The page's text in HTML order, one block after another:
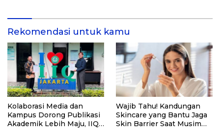
Rekomendasi untuk kamu
Kolaborasi Media dan
Kampus Dorong Publikasi
Akademik Lebih Maju, IIQ
Wajib Tahu! Kandungan
Skincare yang Bantu Jaga
Skin Barrier Saat Musim